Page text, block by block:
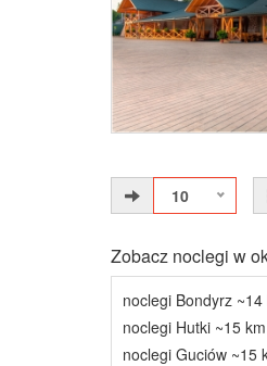
10
Zobacz noclegi w
noclegi Bondyrz ~14
noclegi Hutki ~15 km
noclegi Guciów ~15